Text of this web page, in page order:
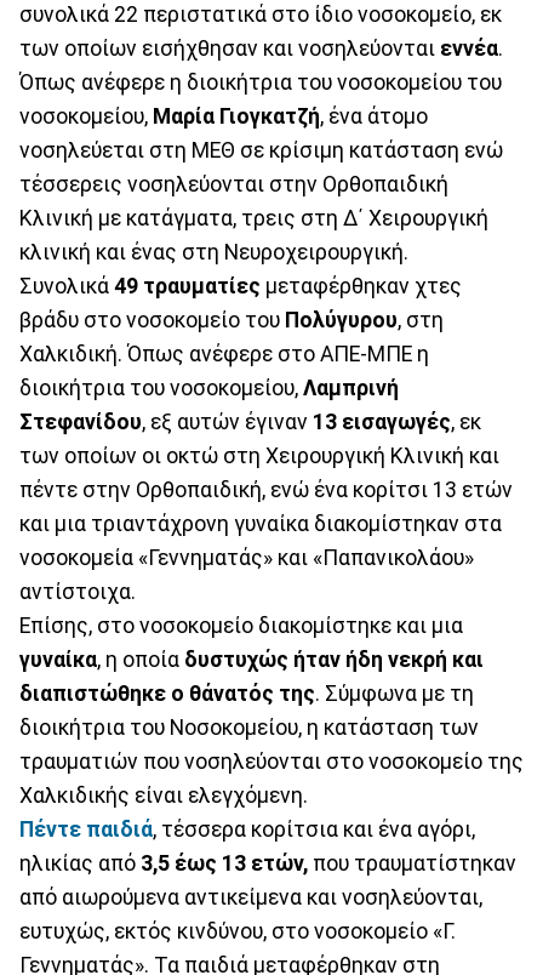
συνολικά 22 περιστατικά στο ίδιο νοσοκομείο, εκ
των οποίων εισήχθησαν και νοσηλεύονται εννέα.
Όπως ανέφερε η διοικήτρια του νοσοκομείου του
νοσοκομείου, Μαρία Γιογκατζή, ένα άτομο
νοσηλεύεται στη ΜΕΘ σε κρίσιμη κατάσταση ενώ
τέσσερεις νοσηλεύονται στην Ορθοπαιδική
Κλινική με κατάγματα, τρεις στη Δ΄ Χειρουργική
κλινική και ένας στη Νευροχειρουργική.
Συνολικά 49 τραυματίες μεταφέρθηκαν χτες
βράδυ στο νοσοκομείο του Πολύγυρου, στη
Χαλκιδική. Όπως ανέφερε στο ΑΠΕ-ΜΠΕ η
διοικήτρια του νοσοκομείου, Λαμπρινή
Στεφανίδου, εξ αυτών έγιναν 13 εισαγωγές, εκ
των οποίων οι οκτώ στη Χειρουργική Κλινική και
πέντε στην Ορθοπαιδική, ενώ ένα κορίτσι 13 ετών
και μια τριαντάχρονη γυναίκα διακομίστηκαν στα
νοσοκομεία «Γεννηματάς» και «Παπανικολάου»
αντίστοιχα.
Επίσης, στο νοσοκομείο διακομίστηκε και μια
γυναίκα, η οποία δυστυχώς ήταν ήδη νεκρή και
διαπιστώθηκε ο θάνατός της. Σύμφωνα με τη
διοικήτρια του Νοσοκομείου, η κατάσταση των
τραυματιών που νοσηλεύονται στο νοσοκομείο της
Χαλκιδικής είναι ελεγχόμενη.
Πέντε παιδιά, τέσσερα κορίτσια και ένα αγόρι,
ηλικίας από 3,5 έως 13 ετών, που τραυματίστηκαν
από αιωρούμενα αντικείμενα και νοσηλεύονται,
ευτυχώς, εκτός κινδύνου, στο νοσοκομείο «Γ.
Γεννηματάς». Τα παιδιά μεταφέρθηκαν στη